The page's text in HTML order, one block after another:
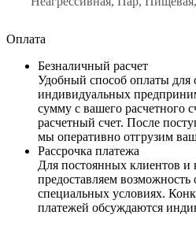
Оплата
Безналичный расчет
Удобный способ оплаты для
индивидуальных
сумму с вашего расчетного
расчетный счет. После
мы оперативно отгрузим ваш
Рассрочка платежа
Для постоянных клиентов и
предоставляем возможность
специальных условиях.
платежей обсуждаются